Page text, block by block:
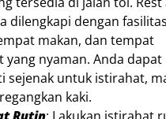
dilengkapi dengan fasilitas
makan, dan tempat
yang nyaman. Anda dapat
sejenak untuk istirahat,
kaki.
Rutin: Lakukan istirahat